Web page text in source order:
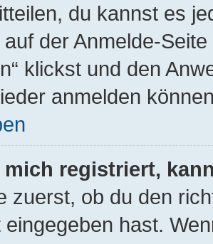
du kannst es
der Anmelde-
klickst und den
anmelden
mich registriert,
zuerst, ob du den
eingegeben hast.